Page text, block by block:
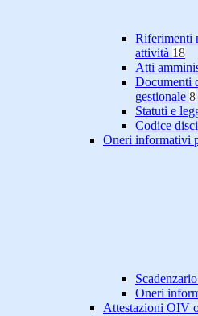
Riferimenti
attività 18
Atti
Documenti
gestionale 8
Statuti e
Codice
Oneri informativi
Oneri
Attestazioni OIV